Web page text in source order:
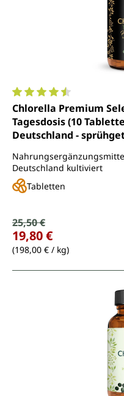
Durchschnittliche
Chlorella Premium
Tagesdosis (10
Deutschland -
Deutschland kultiviert
Tabletten
Verkaufspreis:
Regulärer Preis:
25,50 €
19,80 €
(198,00 € / kg)